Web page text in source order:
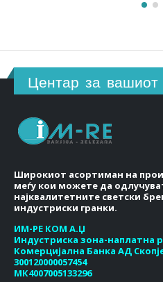
Центар за
Широкиот асортиман на
меѓу кои можете да
најквалитетните светски
индустриски гранки.
ИМ-РЕ КОМ А.Џ
Индустриска зона-наплатна
Комерцијална Банка АД
300120000057454
МК4007005133296